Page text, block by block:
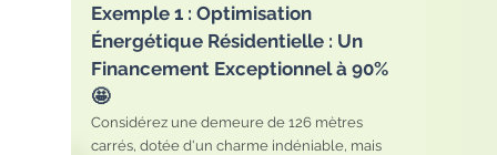
Exemple 1 : Optimisation
Énergétique Résidentielle : Un
Financement Exceptionnel à 90%
🤩
Considérez une demeure de 126 mètres
carrés, dotée d'un charme indéniable, mais